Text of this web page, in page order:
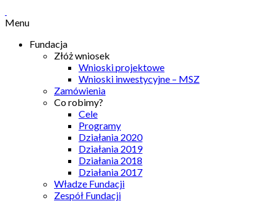
Menu
Fundacja
Złóż wniosek
Wnioski projektowe
Wnioski inwestycyjne – MSZ
Zamówienia
Co robimy?
Cele
Programy
Działania 2020
Działania 2019
Działania 2018
Działania 2017
Władze Fundacji
Zespół Fundacji